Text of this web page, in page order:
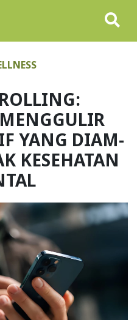
YANG DIAM-
KESEHATAN